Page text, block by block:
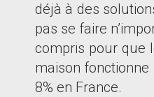
déjà à des
pas se faire n’
compris pour que
maison fonctionne
8% en France.